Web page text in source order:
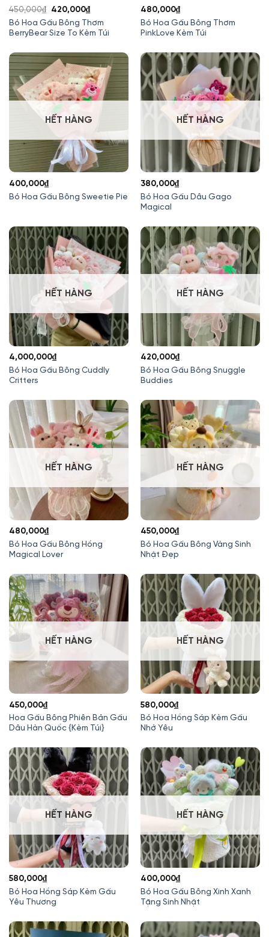
Bó Hoa Gấu Bông Thơm
BerryBear Size To Kèm Túi
450,000₫
Giá
gốc
là:
420,000₫Giá
hiện
tại
420,000₫.
Bó Hoa Gấu Bông Thơm
PinkLove Kèm Túi
480,000₫
HẾT HÀNG
Bó Hoa Gấu Bông Sweetie Pie
400,000₫
HẾT HÀNG
Bó Hoa Gấu Dâu Gago
Magical
380,000₫
HẾT HÀNG
Bó Hoa Gấu Bông Cuddly
Critters
4,000,000₫
HẾT HÀNG
Bó Hoa Gấu Bông Snuggle
Buddies
420,000₫
HẾT HÀNG
Bó Hoa Gấu Bông Hồng
Magical Lover
480,000₫
HẾT HÀNG
Bó Hoa Gấu Bông Vàng Sinh
Nhật Đẹp
450,000₫
HẾT HÀNG
Hoa Gấu Bông Phiên Bản Gấu
Dâu Hàn Quốc {Kèm Túi}
450,000₫
HẾT HÀNG
Bó Hoa Hồng Sáp Kèm Gấu
Nhớ Yêu
580,000₫
HẾT HÀNG
Bó Hoa Hồng Sáp Kèm Gấu
Yêu Thương
580,000₫
HẾT HÀNG
Bó Hoa Gấu Bông Xinh Xanh
Tặng Sinh Nhật
400,000₫